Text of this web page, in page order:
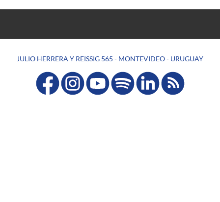
JULIO HERRERA Y REISSIG 565 - MONTEVIDEO - URUGUAY